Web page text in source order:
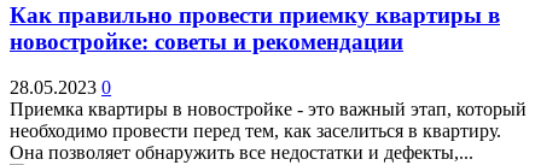
Как правильно провести приемку квартиры в
новостройке: советы и рекомендации
28.05.2023 0
Приемка квартиры в новостройке - это важный этап, который
необходимо провести перед тем, как заселиться в квартиру.
Она позволяет обнаружить все недостатки и дефекты,...